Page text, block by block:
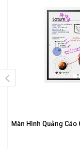
Màn Hình Quảng Cáo